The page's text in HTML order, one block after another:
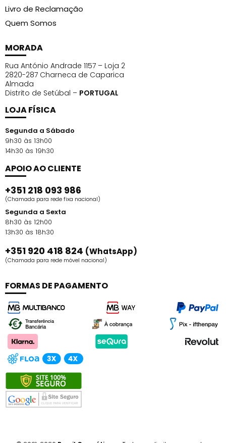
Livro de Reclamação
Quem Somos
MORADA
Rua António Andrade 1157 – Loja 2
2820-287 Charneca de Caparica
Almada
Distrito de Setúbal – PORTUGAL
LOJA FÍSICA
Segunda a Sábado
9h30 às 13h00
14h30 às 19h30
APOIO AO CLIENTE
+351 218 093 986
(Chamada para rede fixa nacional)
Segunda a Sexta
8h30 às 12h00
13h30 às 18h30
+351 920 418 824 (WhatsApp)
(Chamada para rede móvel nacional)
FORMAS DE PAGAMENTO